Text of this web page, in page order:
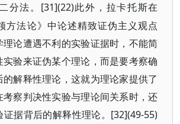
分法。 [31](22)此外，拉卡托斯在
方法论》中论述精致证伪主义观点
理论遭遇不利的实验证据时，不能简
验来证伪某个理论，而是要考察确
解释性理论，这就为理论家提供了
察判决性实验与理论间关系时，还
证据背后的解释性理论。[32](49-55)